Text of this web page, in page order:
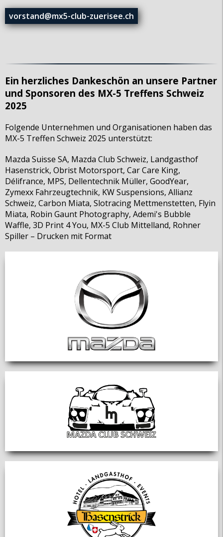
vorstand@mx5-club-zuerisee.ch
Ein herzliches Dankeschön an unsere Partner
und Sponsoren des MX-5 Treffens Schweiz
2025
Folgende Unternehmen und Organisationen haben das
MX-5 Treffen Schweiz 2025 unterstützt:
Mazda Suisse SA, Mazda Club Schweiz, Landgasthof
Hasenstrick, Obrist Motorsport, Car Care King,
Délifrance, MPS, Dellentechnik Müller, GoodYear,
Zymexx Fahrzeugtechnik, KW Suspensions, Allianz
Schweiz, Carbon Miata, Slotracing Mettmenstetten, Flyin
Miata, Robin Gaunt Photography, Ademi's Bubble
Waffle, 3D Print 4 You, MX-5 Club Mittelland, Rohner
Spiller – Drucken mit Format